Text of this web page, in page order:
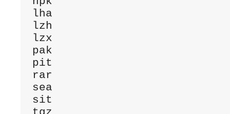
lha
lzh
lzx
pak
pit
rar
sea
sit